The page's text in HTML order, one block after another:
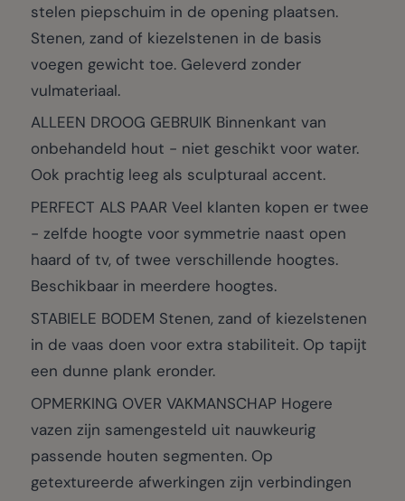
stelen piepschuim in de opening plaatsen.
Stenen, zand of kiezelstenen in de basis
voegen gewicht toe. Geleverd zonder
vulmateriaal.
ALLEEN DROOG GEBRUIK Binnenkant van
onbehandeld hout - niet geschikt voor water.
Ook prachtig leeg als sculpturaal accent.
PERFECT ALS PAAR Veel klanten kopen er twee
- zelfde hoogte voor symmetrie naast open
haard of tv, of twee verschillende hoogtes.
Beschikbaar in meerdere hoogtes.
STABIELE BODEM Stenen, zand of kiezelstenen
in de vaas doen voor extra stabiliteit. Op tapijt
een dunne plank eronder.
OPMERKING OVER VAKMANSCHAP Hogere
vazen zijn samengesteld uit nauwkeurig
passende houten segmenten. Op
getextureerde afwerkingen zijn verbindingen